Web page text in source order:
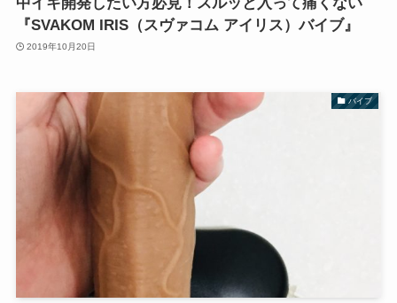
『SVAKOM IRIS（スヴァコム アイリス）バイブ』
2019年10月20日
バイブ